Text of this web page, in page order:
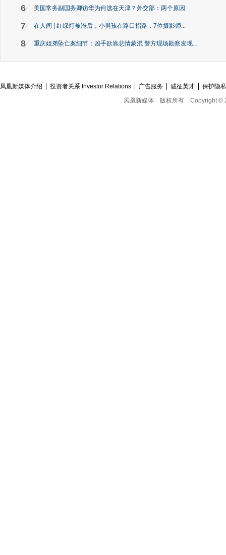
6 美国常务副国务卿访华为何选在天津？外交部：两个原因
7 在人间 | 红绿灯被淹后，小男孩在路口指路，7位摄影师...
8 重庆姐弟坠亡案细节：凶手欲靠悲情蒙混 警方现场勘察发现...
凤凰新媒体介绍 投资者关系 Investor Relations 广告服务 诚征英才
保护隐
凤凰新媒体
版权所有 Copyright ©